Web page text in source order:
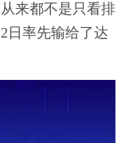
来都不是只看排
日率先输给了达